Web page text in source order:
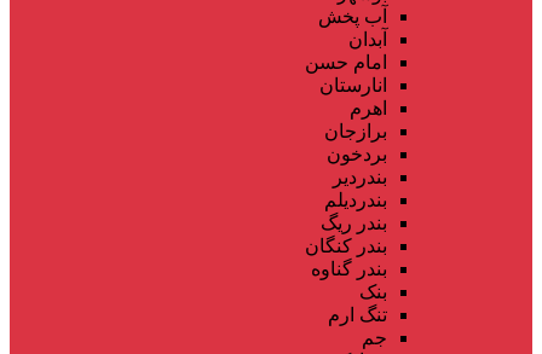
آب پخش
آبدان
امام حسن
انارستان
اهرم
برازجان
بردخون
بندردیر
بندردیلم
بندر ریگ
بندر کنگان
بندر گناوه
بنک
تنگ ارم
جم